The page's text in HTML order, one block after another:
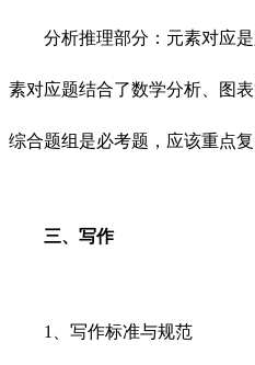
分析推理部分：元素对应是
素对应题结合了数学分析、图
综合题组是必考题，应该重点复
三、写作
1、写作标准与规范